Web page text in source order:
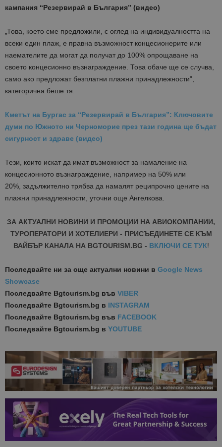
кампания “Резервирай в България” (видео)
„Това, което сме предложили, с оглед на индивидуалността на
всеки един плаж, е правна възможност концесионерите или
наемателите да могат да получат до 100% опрощаване на
своето концесионно възнаграждение. Това обаче ще се случва,
само ако предложат безплатни плажни принадлежности”,
категорична беше тя.
Кметът на Бургас за “Резервирай в България”: Ключовите
думи по Южното ни Черноморие през тази година ще бъдат
сигурност и здраве (видео)
Тези, които искат да имат възможност за намаление на
концесионното възнаграждение, например на 50% или
20%, задължително трябва да намалят реципрочно цените на
плажни принадлежности, уточни още Ангелкова.
ЗА АКТУАЛНИ НОВИНИ И ПРОМОЦИИ НА АВИОКОМПАНИИ,
ТУРОПЕРАТОРИ И ХОТЕЛИЕРИ - ПРИСЪЕДИНЕТЕ СЕ КЪМ
ВАЙБЪР КАНАЛА НА BGTOURISM.BG - ВКЛЮЧИ СЕ ТУК!
Последвайте ни за още актуални новини в Google News
Showcase
Последвайте Bgtourism.bg във VIBER
Последвайте Bgtourism.bg в INSTAGRAM
Последвайте Bgtourism.bg във FACEBOOK
Последвайте Bgtourism.bg в YOUTUBE